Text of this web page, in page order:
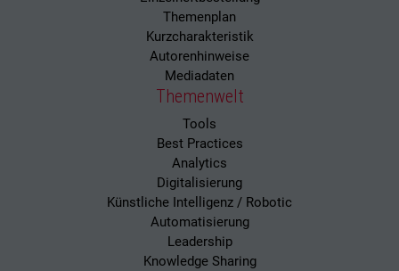
Themenplan
Kurzcharakteristik
Autorenhinweise
Mediadaten
Themenwelt
Tools
Best Practices
Analytics
Digitalisierung
Künstliche Intelligenz / Robotic
Automatisierung
Leadership
Knowledge Sharing